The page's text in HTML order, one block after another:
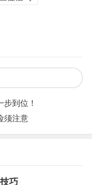
到位！
须注意
巧